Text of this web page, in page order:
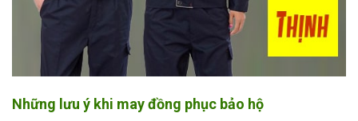
Những lưu ý khi may đồng phục bảo hộ